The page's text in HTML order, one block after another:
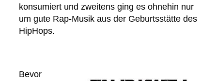
konsumiert und zweitens ging es ohnehin nur
um gute Rap-Musik aus der Geburtsstätte des
HipHops.
Bevor